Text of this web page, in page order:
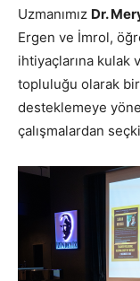
Uzmanımız Dr.
Ergen ve İmrol,
ihtiyaçlarına kulak
topluluğu olarak
desteklemeye
çalışmalardan